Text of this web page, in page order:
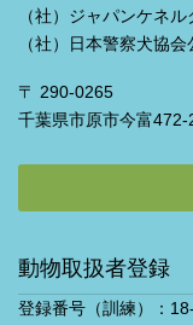
（社）ジャパンケネ
（社）日本警察犬協
〒 290-0265
千葉県市原市今富472-
動物取扱者登録
登録番号（訓練）：